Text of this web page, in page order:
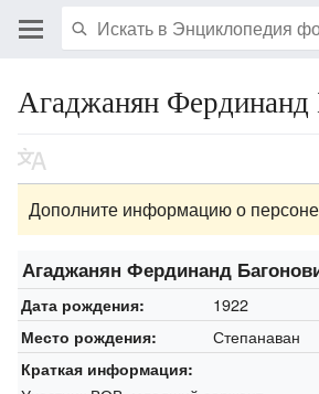
Агаджанян Фердинанд
Дополните информацию о персоне
Агаджанян Фердинанд
Дата рождения: 1922
Место рождения: Степанаван
Краткая информация: